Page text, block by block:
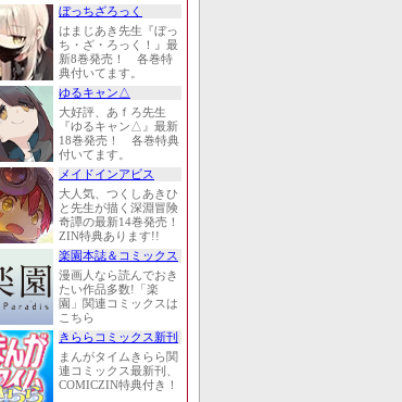
ぼっちざろっく
はまじあき先生『ぼっ
ち・ざ・ろっく！』最
新8巻発売！ 各巻特
典付いてます。
ゆるキャン△
大好評、あｆろ先生
『ゆるキャン△』最新
18巻発売！ 各巻特典
付いてます。
メイドインアビス
大人気、つくしあきひ
と先生が描く深淵冒険
奇譚の最新14巻発売！
ZIN特典あります!!
楽園本誌＆コミックス
漫画人なら読んでおき
たい作品多数!「楽
園」関連コミックスは
こちら
きららコミックス新刊
まんがタイムきらら関
連コミックス最新刊、
COMICZIN特典付き！